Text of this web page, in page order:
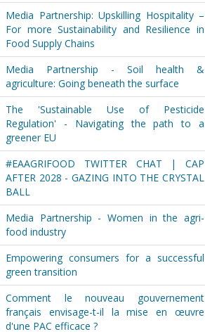
Media Partnership: Upskilling Hospitality –
For more Sustainability and Resilience in
Food Supply Chains
Media Partnership - Soil health &
agriculture: Going beneath the surface
The 'Sustainable Use of Pesticide
Regulation' - Navigating the path to a
greener EU
#EAAGRIFOOD TWITTER CHAT | CAP
AFTER 2028 - GAZING INTO THE CRYSTAL
BALL
Media Partnership - Women in the agri-
food industry
Empowering consumers for a successful
green transition
Comment le nouveau gouvernement
français envisage-t-il la mise en œuvre
d'une PAC efficace ?